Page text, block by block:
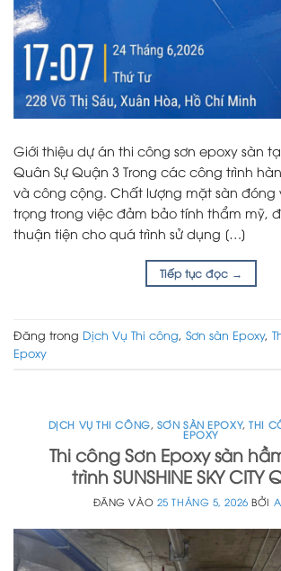
Giới thiệu dự án thi công sơn epoxy sàn
Quân Sự Quận 3 Trong các công trình
và công cộng. Chất lượng mặt sàn đóng
trọng trong việc đảm bảo tính thẩm mỹ,
thuận tiện cho quá trình sử dụng […]
Tiếp tục đọc →
Đăng trong Dịch Vụ Thi công, Sơn sàn Epoxy,
Epoxy
DỊCH VỤ THI CÔNG SƠN SÀN EPOXY,THI
EPOXY
Thi công Sơn Epoxy sàn
trình SUNSHINE SKY CITY
ĐĂNG VÀO 25 THÁNG 5, 2026 BỞI